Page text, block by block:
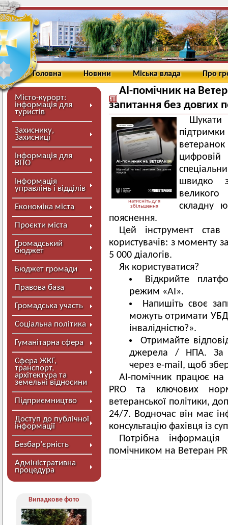
Головна Новини Міська влада Про
Місто-курорт:
інформація для
туристів
Захиснику,
Захисниці
Інформація для
ВПО
Інформація
управлінь і відділів
Економіка міста
Проєкти міста
Громадський
бюджет
Бюджет громади
Правова база
Громадська участь
Соціальна політика
Гуманітарна сфера
Сфера ЖКГ,
транспорт,
архітектура та
земельні відносини
Підприємництво
Доступ до публічної
інформації
Безбар’єрність
Адміністративна
процедура
Випадкове фото
AI-помічник на
запитання без довгих
натисніть для
збільшення
швидко
складну
пояснення.
Цей інструмент
користувачів: з моменту
5 000 діалогів.
Як користуватися?
Відкрийте
режим «AI».
Напишіть своє
можуть отримати
інвалідністю?».
Отримайте
джерела / НПА. За
через e-mail, щоб
AI-помічник працює на
PRO та ключових
ветеранської політики,
24/7. Водночас він має
консультацію фахівця із
Потрібна
помічником на Ветеран